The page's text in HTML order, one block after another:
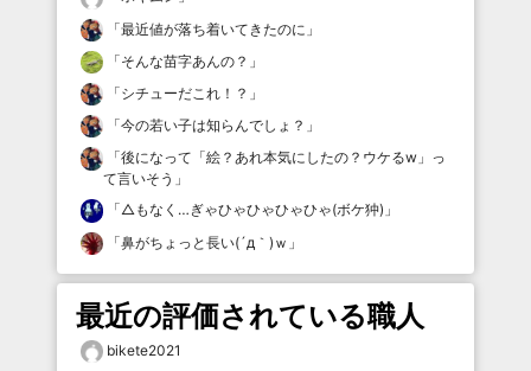
「最近値が落ち着いてきたのに 」
「そんな苗字あんの？ 」
「シチューだこれ！？ 」
「今の若い子は知らんでしょ？ 」
「後になって「絵？あれ本気にしたの？ウケるw」っ
て言いそう 」
「△もなく…ぎゃひゃひゃひゃひゃ(ボケ狆) 」
「鼻がちょっと長い(´д｀)ｗ 」
最近の評価されている職人
bikete2021